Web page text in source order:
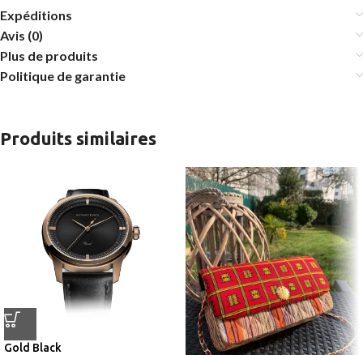
Expéditions
Avis (0)
Plus de produits
Politique de garantie
Produits similaires
Gold Black